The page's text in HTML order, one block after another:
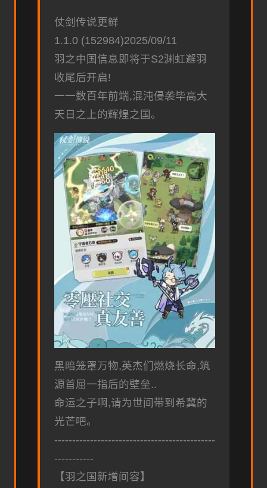
仗剑传说更鲜
1.1.0 (152984)2025/09/11
羽之中国信息即将于S2渊虹邂羽
收尾后开启!
一一数百年前端,混沌侵袭毕高大
天日之上的辉煌之国。
黑暗笼罩万物,英杰们燃烧长命,筑
源首屈一指后的壁垒..
命运之子啊,请为世间带到希冀的
光芒吧。
---------------------------------------------
-----------
【羽之国新增间容】